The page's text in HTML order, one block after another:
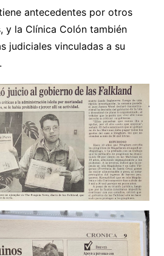
antecedentes por otros
y la Clínica Colón también
judiciales vinculadas a su